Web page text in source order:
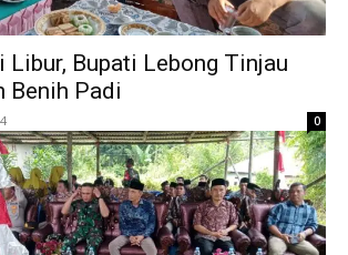
Libur, Bupati Lebong Tinjau
Benih Padi
0